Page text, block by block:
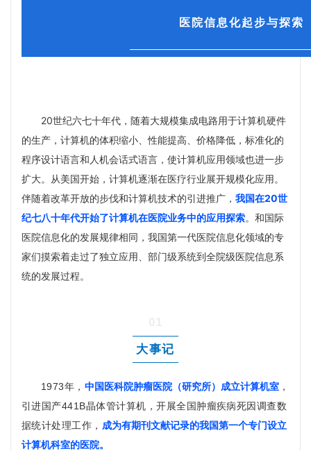
医院信息化起步与探索
20世纪六七十年代，随着大规模集成电路用于计算机硬件
的生产，计算机的体积缩小、性能提高、价格降低，标准化的
程序设计语言和人机会话式语言，使计算机应用领域也进一步
扩大。从美国开始，计算机逐渐在医疗行业展开规模化应用。
伴随着改革开放的步伐和计算机技术的引进推广， 我国在20世
纪七八十年代开始了计算机在医院业务中的应用探索。和国际
医院信息化的发展规律相同，我国第一代医院信息化领域的专
家们摸索着走过了独立应用、部门级系统到全院级医院信息系
统的发展过程。
大事记
1973年， 中国医科院肿瘤医院（研究所）成立计算机室，
引进国产441B晶体管计算机 ，开展全国肿瘤疾病死因调查数
据统计处理工作， 成为有期刊文献记录的我国第一个专门设立
计算机科室的医院。